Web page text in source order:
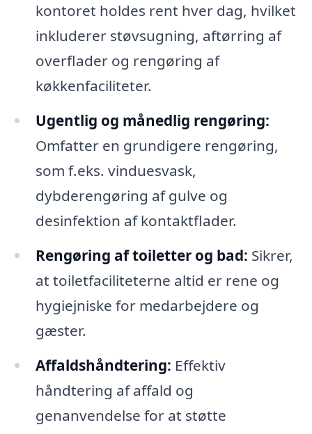
kontoret holdes rent hver dag, hvilket
inkluderer støvsugning, aftørring af
overflader og rengøring af
køkkenfaciliteter.
Ugentlig og månedlig rengøring:
Omfatter en grundigere rengøring,
som f.eks. vinduesvask,
dybderengøring af gulve og
desinfektion af kontaktflader.
Rengøring af toiletter og bad: Sikrer,
at toiletfaciliteterne altid er rene og
hygiejniske for medarbejdere og
gæster.
Affaldshåndtering: Effektiv
håndtering af affald og
genanvendelse for at støtte